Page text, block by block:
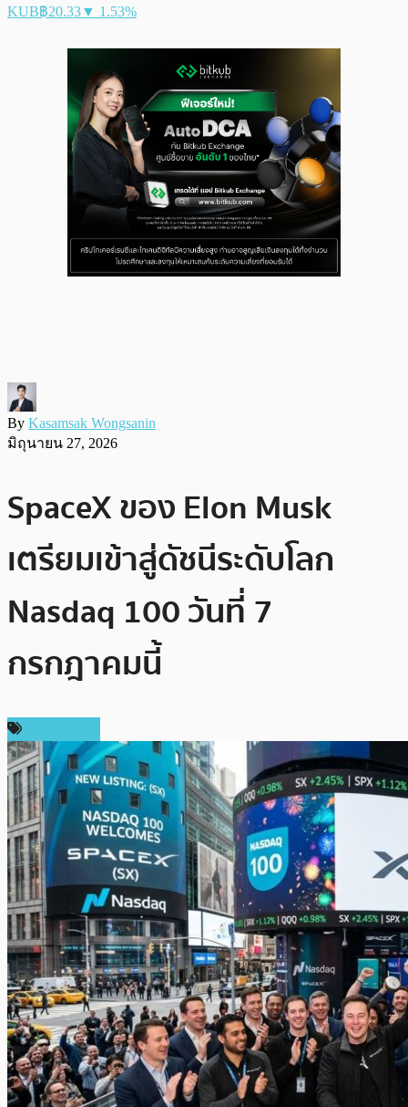
KUB฿20.33▼ 1.53%
By Kasamsak Wongsanin
มิถุนายน 27, 2026
SpaceX ของ Elon Musk
เตรียมเข้าสู่ดัชนีระดับโลก
Nasdaq 100 วันที่ 7
กรกฎาคมนี้